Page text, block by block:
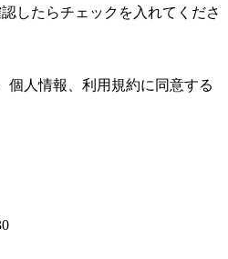
認したらチェックを入れてくださ
個人情報、利用規約に同意する